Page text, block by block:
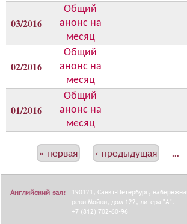
03/2016
Общий
анонс на
месяц
02/2016
Общий
анонс на
месяц
01/2016
Общий
анонс на
месяц
Р
« первая ‹ предыдущая …
Английский зал:
190121, Санкт-Петербург,
реки Мойки, дом 122, литера "А".
+7 (812) 702-60-96